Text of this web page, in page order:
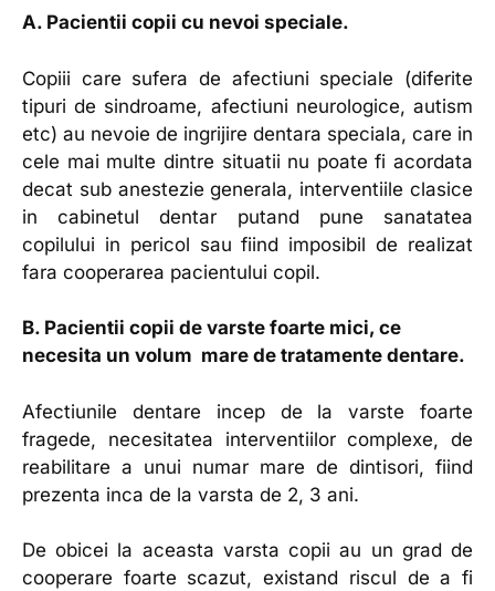
A. Pacientii copii cu nevoi speciale.
Copiii care sufera de afectiuni speciale (diferite
tipuri de sindroame, afectiuni neurologice, autism
etc) au nevoie de ingrijire dentara speciala, care in
cele mai multe dintre situatii nu poate fi acordata
decat sub anestezie generala, interventiile clasice
in cabinetul dentar putand pune sanatatea
copilului in pericol sau fiind imposibil de realizat
fara cooperarea pacientului copil.
B. Pacientii copii de varste foarte mici, ce
necesita un volum mare de tratamente dentare.
Afectiunile dentare incep de la varste foarte
fragede, necesitatea interventiilor complexe, de
reabilitare a unui numar mare de dintisori, fiind
prezenta inca de la varsta de 2, 3 ani.
De obicei la aceasta varsta copii au un grad de
cooperare foarte scazut, existand riscul de a fi